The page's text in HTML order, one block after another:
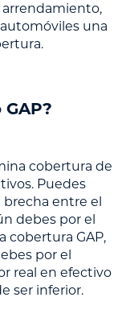
una
cobertura de
Puedes
brecha entre el
debes por el
cobertura GAP,
por el
real en efectivo
ser inferior.